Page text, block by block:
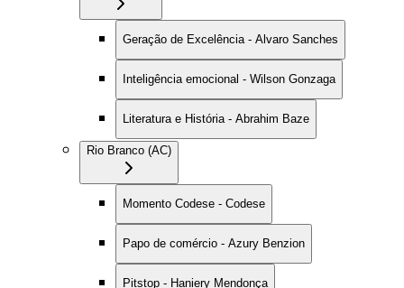
Geração de Excelência - Alvaro Sanches
Inteligência emocional - Wilson Gonzaga
Literatura e História - Abrahim Baze
Rio Branco (AC)
Momento Codese - Codese
Papo de comércio - Azury Benzion
Pitstop - Haniery Mendonça